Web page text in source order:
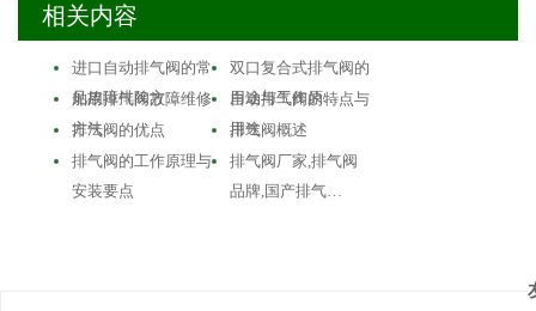
相关内容
进口自动排气阀的常
见故障排除方…
双口复合式排气阀的
用途与工作原…
舶用排气阀故障维修
方法
自动排气阀的特点与
用途
排气阀的优点
排气阀概述
排气阀的工作原理与
安装要点
排气阀厂家,排气阀
品牌,国产排气…